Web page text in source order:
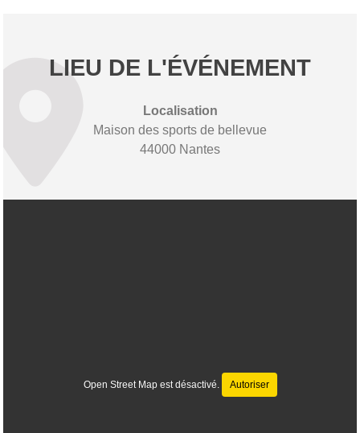
LIEU DE L'ÉVÉNEMENT
Localisation
Maison des sports de bellevue
44000 Nantes
Open Street Map est désactivé. Autoriser